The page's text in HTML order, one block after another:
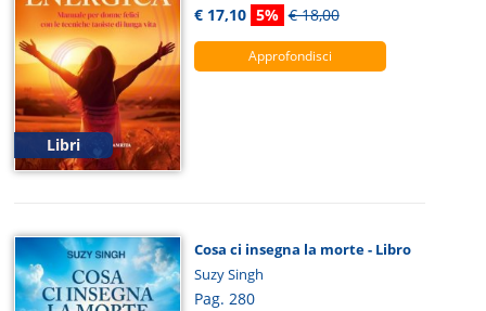
Libri
€ 17,10 5% € 18,00
Approfondisci
Cosa ci insegna la morte - Libro
Suzy Singh
Pag. 280